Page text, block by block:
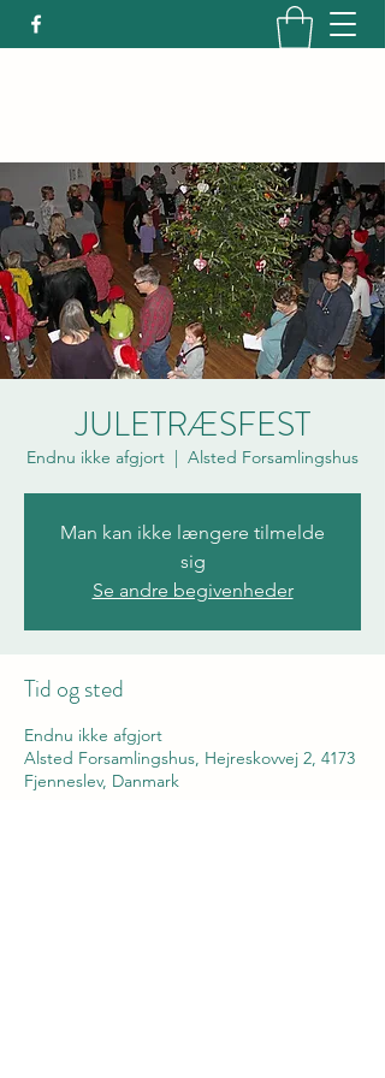
JULETRÆSFEST
Endnu ikke afgjort
  |
Alsted Forsamlingshus
Man kan ikke længere tilmelde
sig
Se andre begivenheder
Tid og sted
Endnu ikke afgjort
Alsted Forsamlingshus, Hejreskovvej 2, 4173
Fjenneslev, Danmark